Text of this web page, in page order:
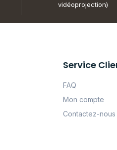
vidéoprojection)
Service
FAQ
Mon compte
Contactez-nous